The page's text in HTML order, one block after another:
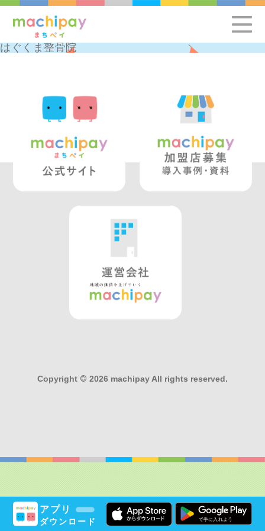
アプリ
ダウンロード
はぐくま整骨院
Copyright © 2026 machipay All rights reserved.